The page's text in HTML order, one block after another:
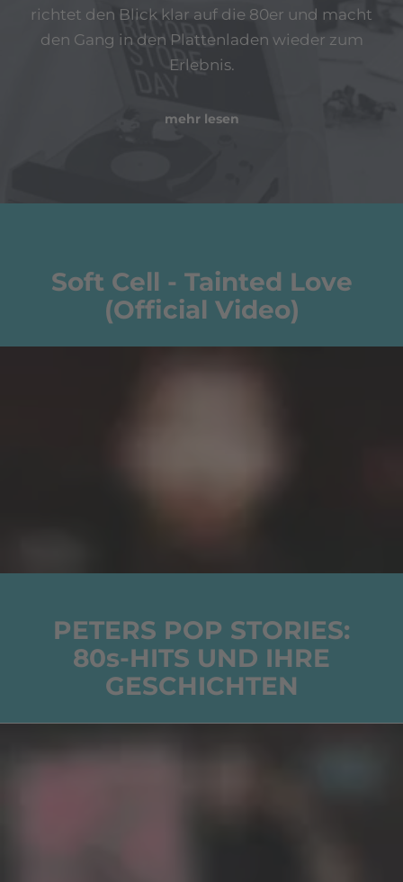
richtet den Blick klar auf die 80er und macht
den Gang in den Plattenladen wieder zum
Erlebnis.
mehr lesen
Soft Cell - Tainted Love
(Official Video)
PETERS POP STORIES:
80s-HITS UND IHRE
GESCHICHTEN